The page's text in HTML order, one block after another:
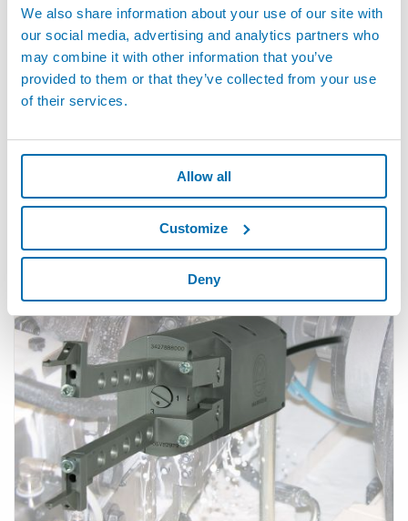
We also share information about your use of our site with
our social media, advertising and analytics partners who
may combine it with other information that you’ve
provided to them or that they’ve collected from your use
of their services.
Allow all
Customize
Deny
NANOUNIMAR™ - Cabeza de Medida In-Process
Ultra-Compacta para Rectificadora